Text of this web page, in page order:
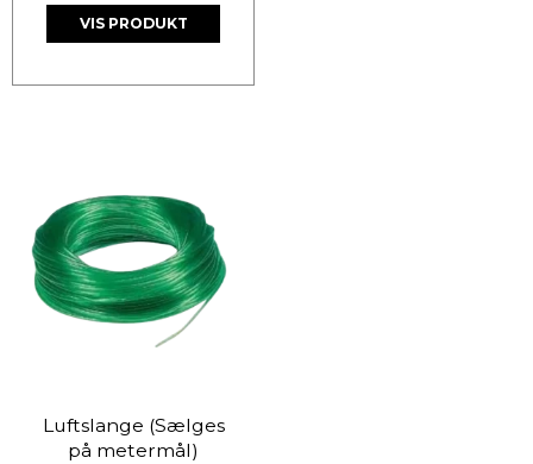
VIS PRODUKT
Luftslange (Sælges
på metermål)